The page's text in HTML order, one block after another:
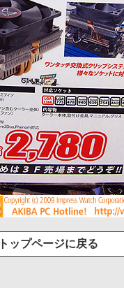
ップページに戻る